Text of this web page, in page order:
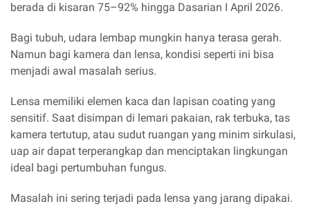
berada di kisaran 75–92% hingga Dasarian I April 2026.
Bagi tubuh, udara lembap mungkin hanya terasa gerah.
Namun bagi kamera dan lensa, kondisi seperti ini bisa
menjadi awal masalah serius.
Lensa memiliki elemen kaca dan lapisan coating yang
sensitif. Saat disimpan di lemari pakaian, rak terbuka, tas
kamera tertutup, atau sudut ruangan yang minim sirkulasi,
uap air dapat terperangkap dan menciptakan lingkungan
ideal bagi pertumbuhan fungus.
Masalah ini sering terjadi pada lensa yang jarang dipakai.